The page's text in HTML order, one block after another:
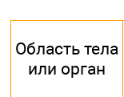
Область тела
или орган